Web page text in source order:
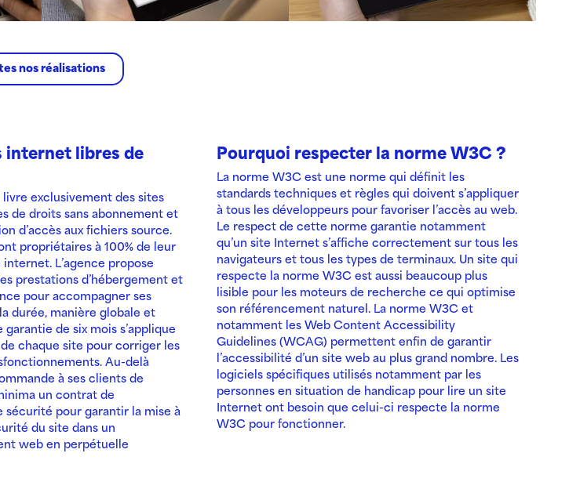
nos réalisations
internet libres de
livre exclusivement des sites
de droits sans abonnement et
d’accès aux fichiers source.
propriétaires à 100% de leur
L’agence propose
prestations d’hébergement et
pour accompagner ses
durée, manière globale et
garantie de six mois s’applique
chaque site pour corriger les
Au-delà
à ses clients de
un contrat de
sécurité pour garantir la mise à
du site dans un
web en perpétuelle
Pourquoi respecter la norme W3C ?
La norme W3C est une norme qui définit les
standards techniques et règles qui doivent s’appliquer
à tous les développeurs pour favoriser l’accès au web.
Le respect de cette norme garantie notamment
qu’un site Internet s’affiche correctement sur tous les
navigateurs et tous les types de terminaux. Un site qui
respecte la norme W3C est aussi beaucoup plus
lisible pour les moteurs de recherche ce qui optimise
son référencement naturel. La norme W3C et
notamment les Web Content Accessibility
Guidelines (WCAG) permettent enfin de garantir
l’accessibilité d’un site web au plus grand nombre. Les
logiciels spécifiques utilisés notamment par les
personnes en situation de handicap pour lire un site
Internet ont besoin que celui-ci respecte la norme
W3C pour fonctionner.